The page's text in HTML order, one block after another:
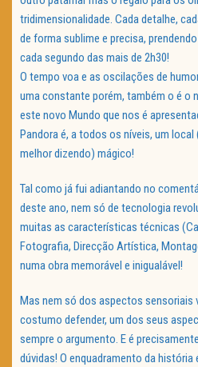
tridimensionalidade. Cada detalhe,
de forma sublime e precisa,
cada segundo das mais de 2h30!
O tempo voa e as oscilações de
uma constante porém, também o é o
este novo Mundo que nos é
Pandora é, a todos os níveis, um
melhor dizendo) mágico!
Tal como já fui adiantando no
deste ano, nem só de tecnologia
muitas as características técnicas
Fotografia, Direcção Artística,
numa obra memorável e inigualável!
Mas nem só dos aspectos sensoriais
costumo defender, um dos seus
sempre o argumento. E é
dúvidas! O enquadramento da